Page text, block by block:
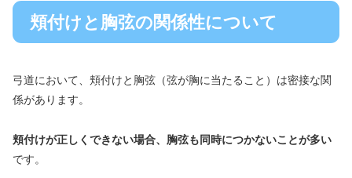
頬付けと胸弦の関係性について
弓道において、頬付けと胸弦（弦が胸に当たること）は密接な関
係があります。
頬付けが正しくできない場合、胸弦も同時につかないことが多い
です。